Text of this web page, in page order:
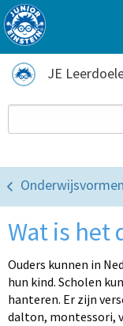
JE
Wat is het
Ouders kunnen in
hun kind. Scholen
hanteren. Er zijn
dalton, montessori,